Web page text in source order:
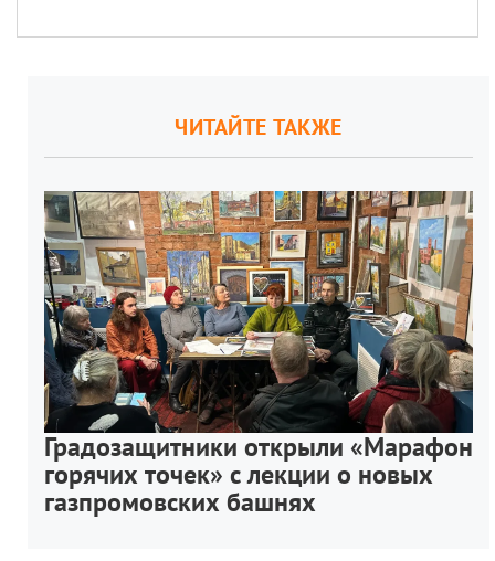
ЧИТАЙТЕ ТАКЖЕ
Градозащитники открыли «Марафон
горячих точек» с лекции о новых
газпромовских башнях